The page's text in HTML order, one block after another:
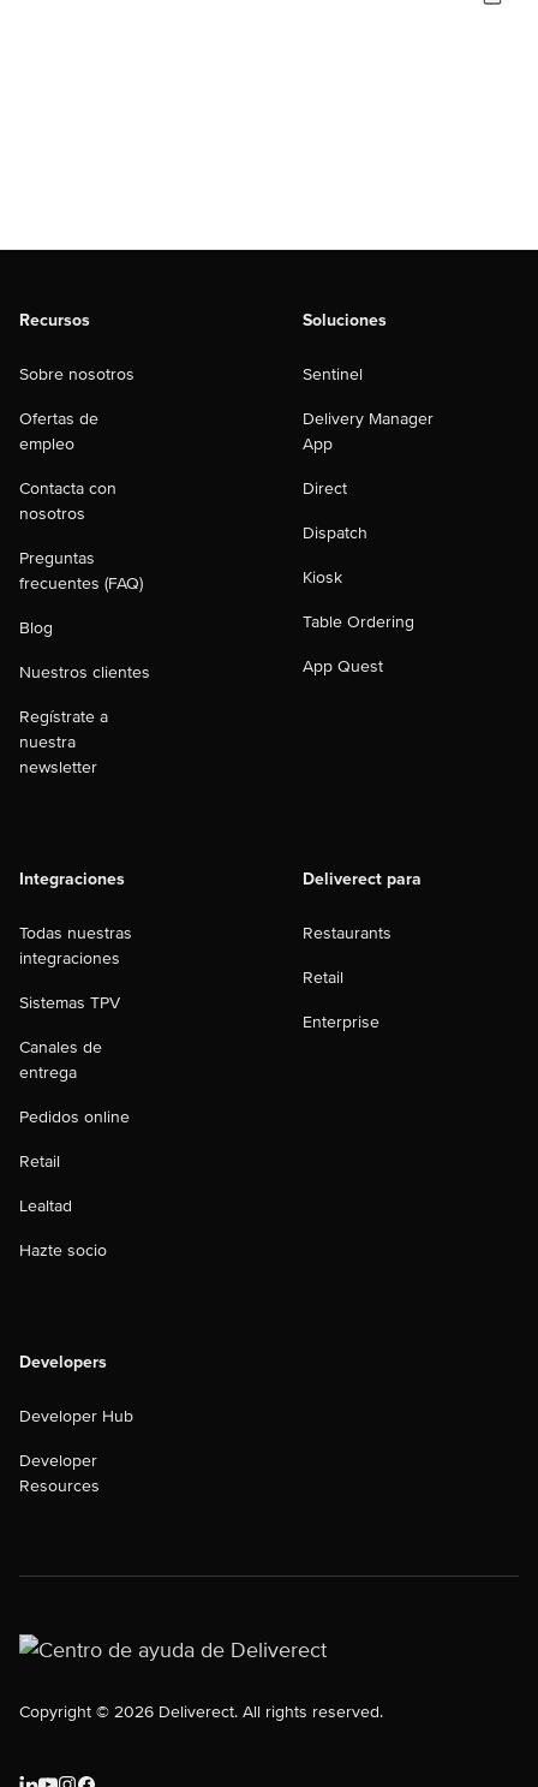
Recursos
Sobre nosotros
Ofertas de
empleo
Contacta con
nosotros
Preguntas
frecuentes (FAQ)
Blog
Nuestros clientes
Regístrate a
nuestra
newsletter
Soluciones
Sentinel
Delivery Manager
App
Direct
Dispatch
Kiosk
Table Ordering
App Quest
Integraciones
Todas nuestras
integraciones
Sistemas TPV
Canales de
entrega
Pedidos online
Retail
Lealtad
Hazte socio
Deliverect para
Restaurants
Retail
Enterprise
Developers
Developer Hub
Developer
Resources
Copyright © 2026 Deliverect. All rights reserved.